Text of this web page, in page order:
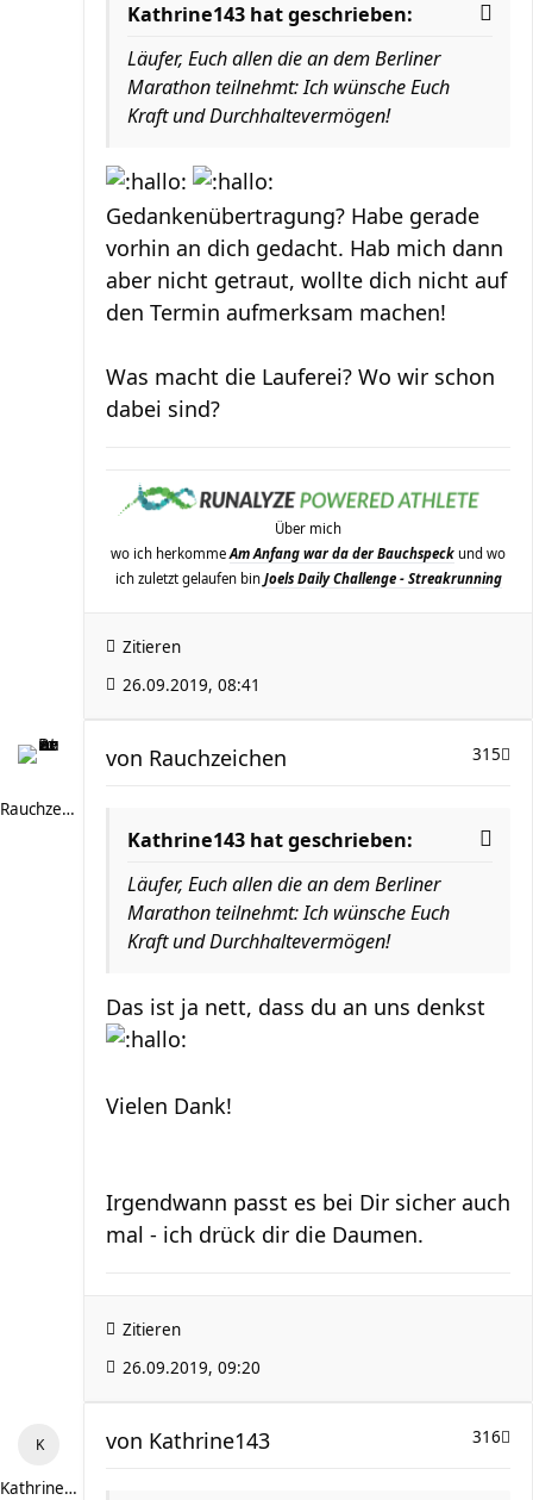
Kathrine143 hat geschrieben:
Läufer, Euch allen die an dem Berliner
Marathon teilnehmt: Ich wünsche Euch
Kraft und Durchhaltevermögen!
Gedankenübertragung? Habe gerade
vorhin an dich gedacht. Hab mich dann
aber nicht getraut, wollte dich nicht auf
den Termin aufmerksam machen!
Was macht die Lauferei? Wo wir schon
dabei sind?
Über mich
wo ich herkomme Am Anfang war da der Bauchspeck und wo
ich zuletzt gelaufen bin Joels Daily Challenge - Streakrunning
Zitieren
26.09.2019, 08:41
Rauchzeichen
315
von Rauchzeichen
Kathrine143 hat geschrieben:
Läufer, Euch allen die an dem Berliner
Marathon teilnehmt: Ich wünsche Euch
Kraft und Durchhaltevermögen!
Das ist ja nett, dass du an uns denkst
Vielen Dank!
Irgendwann passt es bei Dir sicher auch
mal - ich drück dir die Daumen.
Zitieren
26.09.2019, 09:20
Kathrine143
316
von Kathrine143